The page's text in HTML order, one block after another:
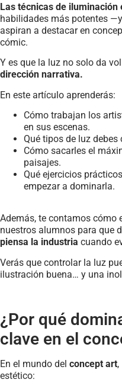
Las técnicas de iluminación
habilidades más potentes
aspiran a destacar en
cómic.
Y es que la luz no solo da
dirección narrativa.
En este artículo aprenderás:
Cómo trabajan los
en sus escenas.
Qué tipos de luz debes
Cómo sacarles el
paisajes.
Qué ejercicios
empezar a dominarla.
Además, te contamos cómo
nuestros alumnos para que
piensa la industria cuando
Verás que controlar la luz
ilustración buena… y una
¿Por qué
clave en el
En el mundo del concept art
estético: